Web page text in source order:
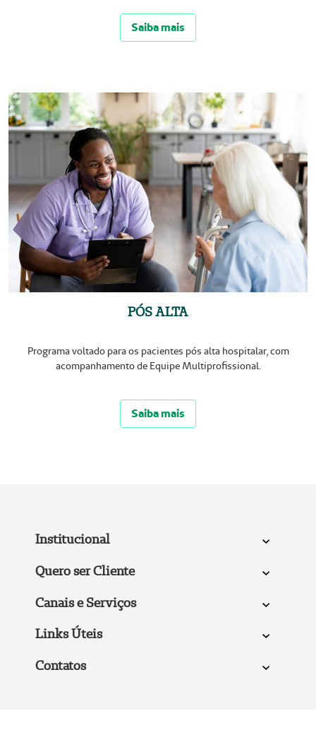
Saiba mais
PÓS ALTA
Programa voltado para os pacientes pós alta hospitalar, com
acompanhamento de Equipe Multiprofissional.
Saiba mais
Institucional
Quero ser Cliente
Canais e Serviços
Links Úteis
Contatos